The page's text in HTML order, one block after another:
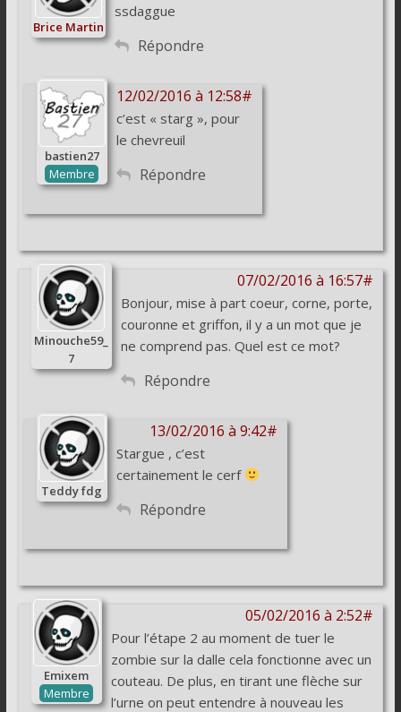
Brice Martin
ssdaggue
Répondre
12/02/2016 à 12:58#
bastien27
Membre
c’est « starg », pour
le chevreuil
Répondre
07/02/2016 à 16:57#
Minouche59_
7
Bonjour, mise à part coeur, corne, porte,
couronne et griffon, il y a un mot que je
ne comprend pas. Quel est ce mot?
Répondre
13/02/2016 à 9:42#
Teddy fdg
Stargue , c’est
certainement le cerf
Répondre
05/02/2016 à 2:52#
Emixem
Membre
Pour l’étape 2 au moment de tuer le
zombie sur la dalle cela fonctionne avec un
couteau. De plus, en tirant une flèche sur
l’urne on peut entendre à nouveau les